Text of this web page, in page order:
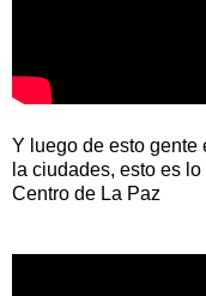
Y luego de esto gente
la ciudades, esto es
Centro de La Paz